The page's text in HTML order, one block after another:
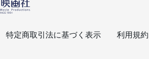
特定商取引法に基づく表示 利用規約